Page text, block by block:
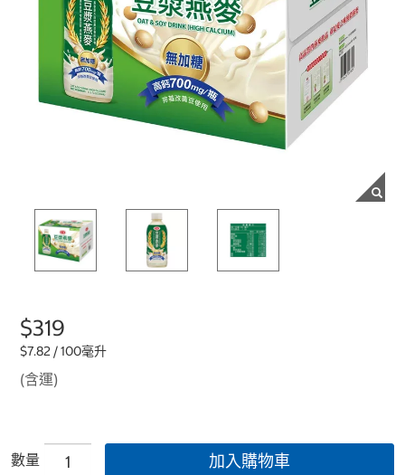
$319
$7.82 / 100毫升
(含運)
數量 加入購物車